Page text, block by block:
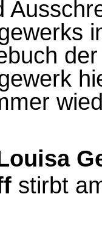
stirbt